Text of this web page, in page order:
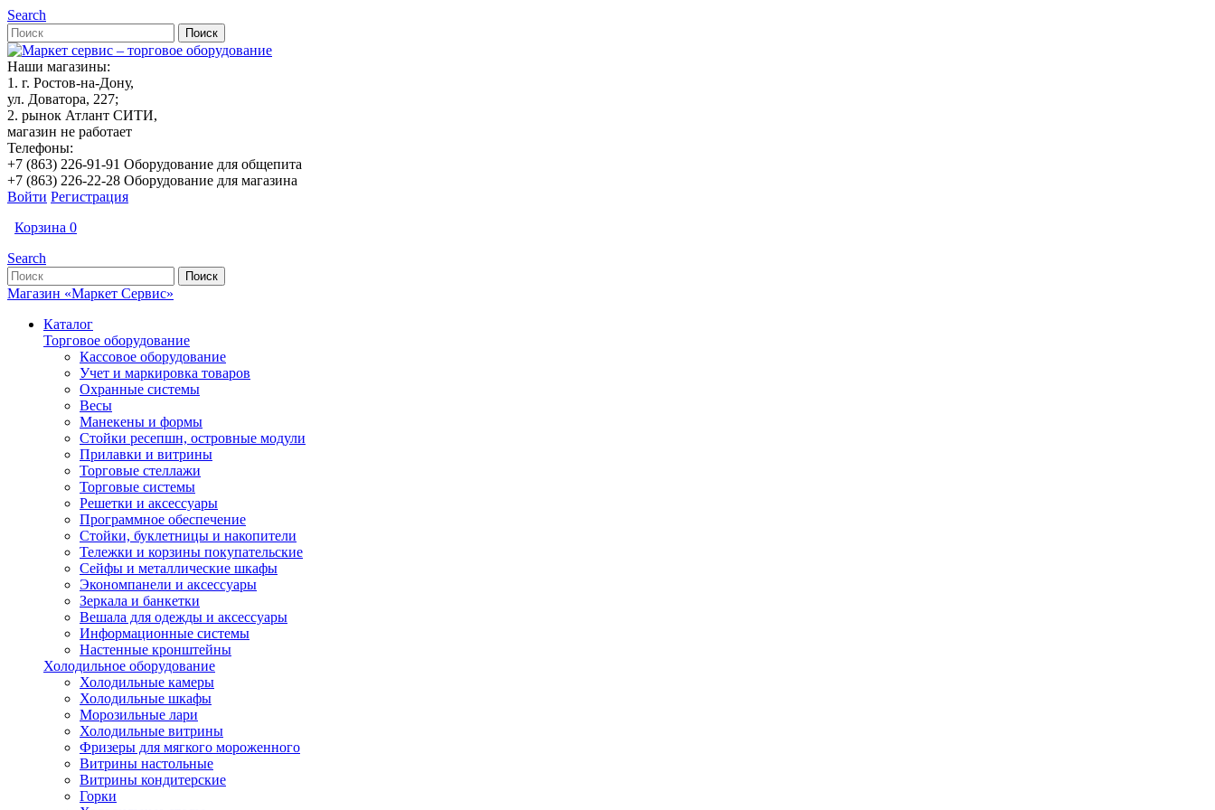
Search
Наши магазины:
1. г. Ростов-на-Дону,
ул. Доватора, 227;
2. рынок Атлант СИТИ,
магазин не работает
Телефоны:
+7 (863) 226-91-91 Оборудование для общепита
+7 (863) 226-22-28 Оборудование для магазина
Войти Регистрация
Корзина 0
Search
Магазин «Маркет Сервис»
Каталог
Торговое оборудование
Кассовое оборудование
Учет и маркировка товаров
Охранные системы
Весы
Манекены и формы
Стойки ресепшн, островные модули
Прилавки и витрины
Торговые стеллажи
Торговые системы
Решетки и аксессуары
Программное обеспечение
Стойки, буклетницы и накопители
Тележки и корзины покупательские
Сейфы и металлические шкафы
Экономпанели и аксессуары
Зеркала и банкетки
Вешала для одежды и аксессуары
Информационные системы
Настенные кронштейны
Холодильное оборудование
Холодильные камеры
Холодильные шкафы
Морозильные лари
Холодильные витрины
Фризеры для мягкого мороженного
Витрины настольные
Витрины кондитерские
Горки